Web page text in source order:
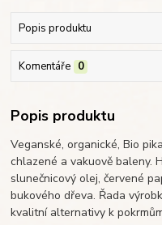
Popis produktu
Komentáře 0
Popis produktu
Veganské, organické, Bio
chlazené a vakuově baleny.
slunečnicový olej, červené
bukového dřeva. Řada
kvalitní alternativy k